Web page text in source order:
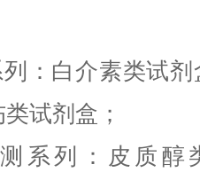
：白介素类试
试剂盒；
系列：皮质醇